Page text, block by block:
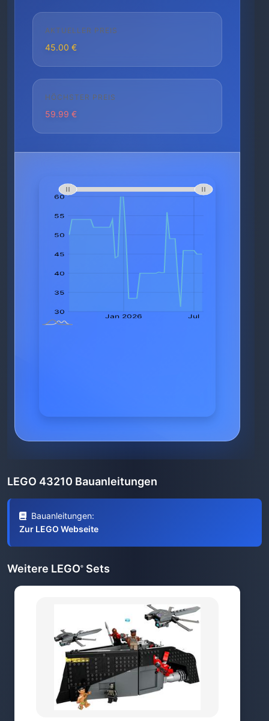
AKTUELLER PREIS
45.00 €
HÖCHSTER PREIS
59.99 €
LEGO 43210 Bauanleitungen
Bauanleitungen:
Zur LEGO Webseite
Weitere LEGO® Sets